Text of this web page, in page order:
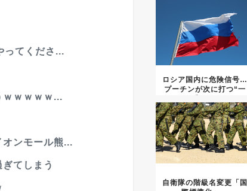
ってくださ...
ｗｗｗｗｗ...
ンモール熊...
てしまう
ロシア国内に危険信号…
プーチンが次に打つ“一
自衛隊の階級名変更「国